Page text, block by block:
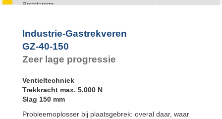
Rotatieremmen
Industrie-Gastrekveren
GZ-40-150
Zeer lage progressie
Ventieltechniek
Trekkracht max. 5.000 N
Slag 150 mm
Probleemoplosser bij plaatsgebrek: overal daar, waar